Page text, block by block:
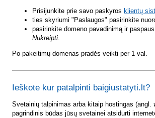
Prisijunkite prie savo paskyros klientų
ties skyriumi "Paslaugos" pasirinkite
pasirinkite domeno pavadinimą ir
Nukreipti.
Po pakeitimų domenas pradės veikti per 1 val.
Ieškote kur patalpinti baigiustatyti.lt?
Svetainių talpinimas arba kitaip hostingas (angl.
pagrindinis būdas jūsų svetainei atsidurti